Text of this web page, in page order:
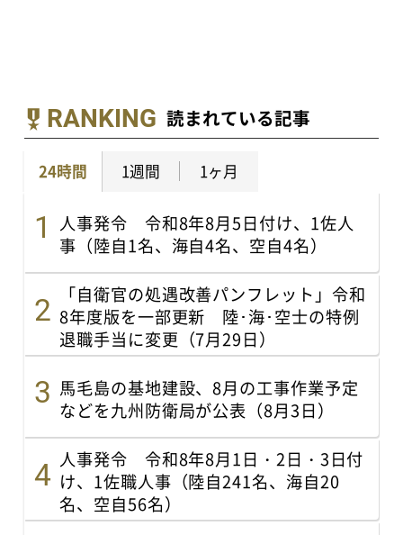
RANKING 読まれている記事
24時間 1週間 1ヶ月
人事発令 令和8年8月5日付け、1佐人
事（陸自1名、海自4名、空自4名）
「自衛官の処遇改善パンフレット」令和
8年度版を一部更新 陸･海･空士の特例
退職手当に変更（7月29日）
馬毛島の基地建設、8月の工事作業予定
などを九州防衛局が公表（8月3日）
人事発令 令和8年8月1日・2日・3日付
け、1佐職人事（陸自241名、海自20
名、空自56名）